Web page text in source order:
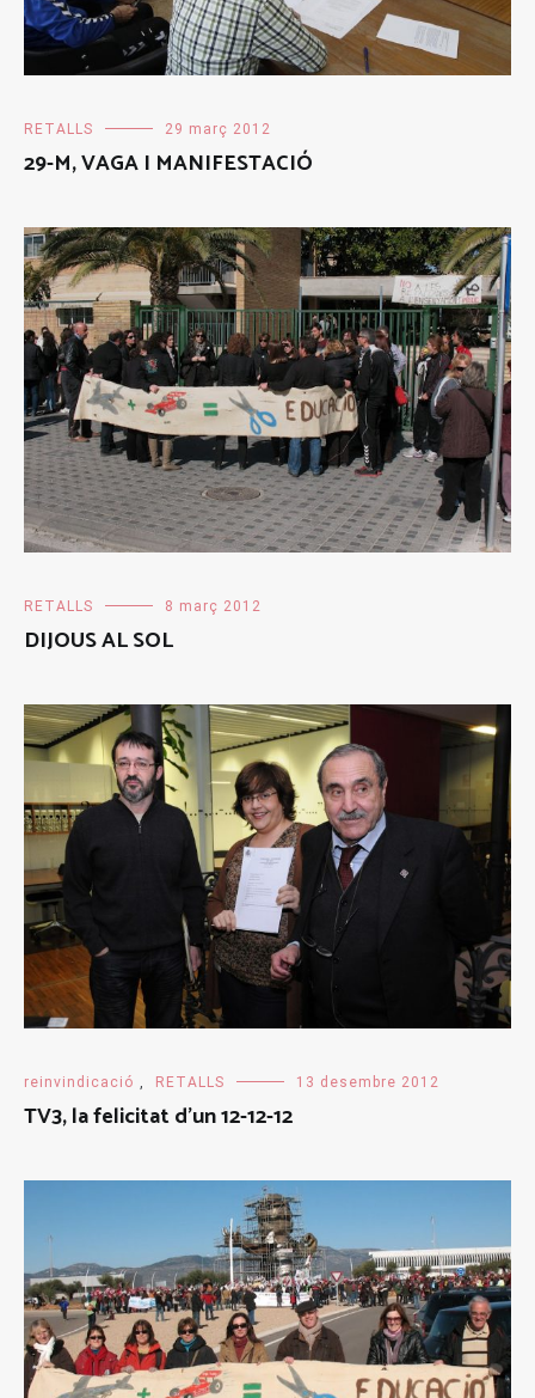
RETALLS 29 març 2012
29-M, VAGA I MANIFESTACIÓ
RETALLS 8 març 2012
DIJOUS AL SOL
reinvindicació , RETALLS 13 desembre 2012
TV3, la felicitat d’un 12-12-12